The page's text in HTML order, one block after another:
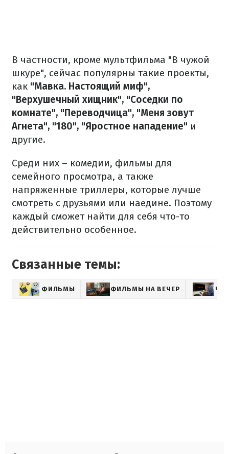
В частности, кроме мультфильма "В чужой
шкуре", сейчас популярны такие проекты,
как "Мавка. Настоящий миф",
"Верхушечный хищник", "Соседки по
комнате", "Переводчица", "Меня зовут
Агнета", "180", "Яростное нападение" и
другие.
Среди них – комедии, фильмы для
семейного просмотра, а также
напряженные триллеры, которые лучше
смотреть с друзьями или наедине. Поэтому
каждый сможет найти для себя что-то
действительно особенное.
Связанные темы:
ФИЛЬМЫ ФИЛЬМЫ НА ВЕЧЕР